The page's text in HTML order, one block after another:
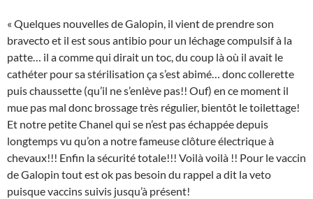
« Quelques nouvelles de Galopin, il vient de prendre son
bravecto et il est sous antibio pour un léchage compulsif à la
patte… il a comme qui dirait un toc, du coup là où il avait le
cathéter pour sa stérilisation ça s’est abimé… donc collerette
puis chaussette (qu’il ne s’enlève pas!! Ouf) en ce moment il
mue pas mal donc brossage très régulier, bientôt le toilettage!
Et notre petite Chanel qui se n’est pas échappée depuis
longtemps vu qu’on a notre fameuse clôture électrique à
chevaux!!! Enfin la sécurité totale!!! Voilà voilà !! Pour le vaccin
de Galopin tout est ok pas besoin du rappel a dit la veto
puisque vaccins suivis jusqu’à présent!